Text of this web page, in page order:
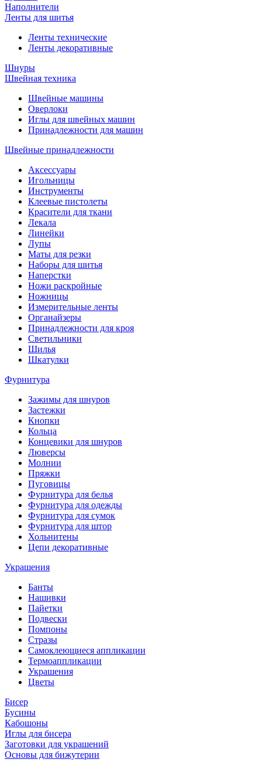
Наполнители
Ленты для шитья
Ленты технические
Ленты декоративные
Шнуры
Швейная техника
Швейные машины
Оверлоки
Иглы для швейных машин
Принадлежности для машин
Швейные принадлежности
Аксессуары
Игольницы
Инструменты
Клеевые пистолеты
Красители для ткани
Лекала
Линейки
Лупы
Маты для резки
Наборы для шитья
Наперстки
Ножи раскройные
Ножницы
Измерительные ленты
Органайзеры
Принадлежности для кроя
Светильники
Шилья
Шкатулки
Фурнитура
Зажимы для шнуров
Застежки
Кнопки
Кольца
Концевики для шнуров
Люверсы
Молнии
Пряжки
Пуговицы
Фурнитура для белья
Фурнитура для одежды
Фурнитура для сумок
Фурнитура для штор
Хольнитены
Цепи декоративные
Украшения
Банты
Нашивки
Пайетки
Подвески
Помпоны
Стразы
Самоклеющиеся аппликации
Термоаппликации
Украшения
Цветы
Бисер
Бусины
Кабошоны
Иглы для бисера
Заготовки для украшений
Основы для бижутерии